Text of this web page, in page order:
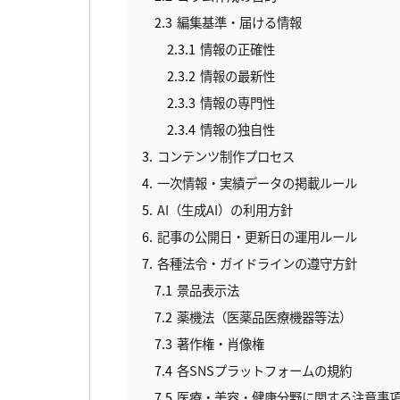
2.3 編集基準・届ける情報
2.3.1 情報の正確性
2.3.2 情報の最新性
2.3.3 情報の専門性
2.3.4 情報の独自性
3 コンテンツ制作プロセス
4 一次情報・実績データの掲載ルール
5 AI（生成AI）の利用方針
6 記事の公開日・更新日の運用ルール
7 各種法令・ガイドラインの遵守方針
7.1 景品表示法
7.2 薬機法（医薬品医療機器等法）
7.3 著作権・肖像権
7.4 各SNSプラットフォームの規約